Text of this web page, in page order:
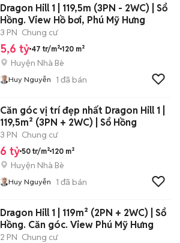
Dragon Hill 1 | 119,5m (3PN - 2WC) | Sổ
Hồng. View Hồ bơi, Phú Mỹ Hưng
3 PN Chung cư
5,6 tỷ 47 tr/m² 120 m²
Huyện Nhà Bè
Huy Nguyễn 1 đã bán
Căn góc vị trí đẹp nhất Dragon Hill 1 |
119,5m² (3PN + 2WC) | Sổ Hồng
3 PN Chung cư
6 tỷ 50 tr/m² 120 m²
Huyện Nhà Bè
Huy Nguyễn 1 đã bán
Dragon Hill 1 | 119m² (2PN + 2WC) | Sổ
Hồng. Căn góc. View Phú Mỹ Hưng
2 PN Chung cư